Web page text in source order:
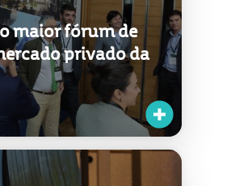
maior fórum de
privado da